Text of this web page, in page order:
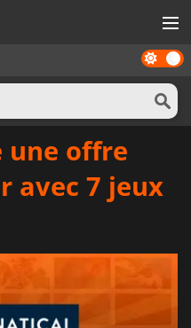
Dark
mode
une offre
avec 7 jeux